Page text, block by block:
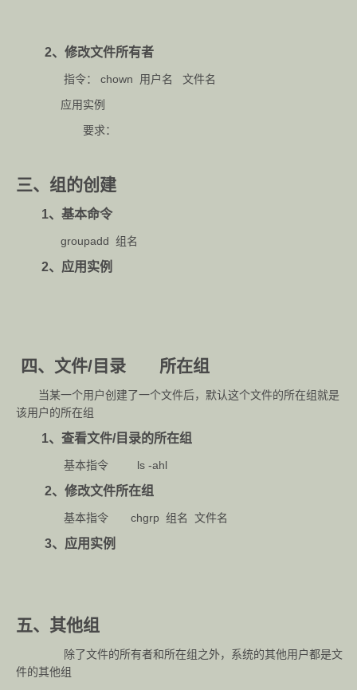
2、修改文件所有者
指令： chown 用户名 文件名
应用实例
要求：
三、组的创建
1、基本命令
groupadd 组名
2、应用实例
四、文件/目录 所在组
当某一个用户创建了一个文件后，默认这个文件的所在组就是
该用户的所在组
1、查看文件/目录的所在组
基本指令 ls -ahl
2、修改文件所在组
基本指令 chgrp 组名 文件名
3、应用实例
五、其他组
除了文件的所有者和所在组之外，系统的其他用户都是文
件的其他组